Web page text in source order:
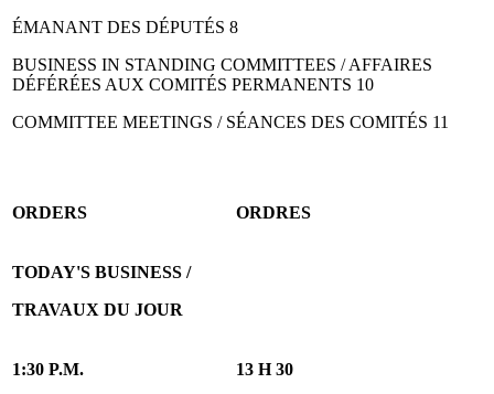
ÉMANANT DES DÉPUTÉS 8
BUSINESS IN STANDING COMMITTEES / AFFAIRES
DÉFÉRÉES AUX COMITÉS PERMANENTS 10
COMMITTEE MEETINGS / SÉANCES DES COMITÉS 11
ORDERS ORDRES
TODAY'S BUSINESS /
TRAVAUX DU JOUR
1:30 P.M. 13 H 30